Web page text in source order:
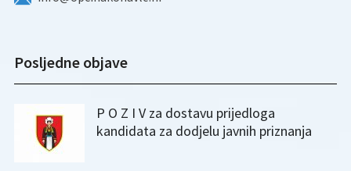
Posljedne objave
P O Z I V za dostavu prijedloga
kandidata za dodjelu javnih priznanja